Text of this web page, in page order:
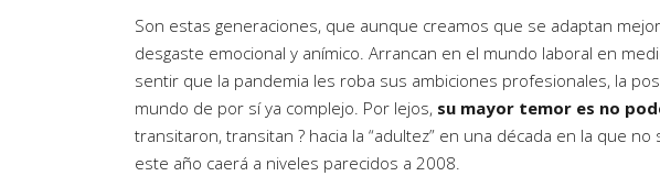
Son estas generaciones, que aunque creamos que se adaptan
desgaste emocional y anímico. Arrancan en el mundo laboral en
sentir que la pandemia les roba sus ambiciones profesionales, la
mundo de por sí ya complejo. Por lejos, su mayor temor es no
transitaron, transitan ? hacia la “adultez” en una década en la que
este año caerá a niveles parecidos a 2008.